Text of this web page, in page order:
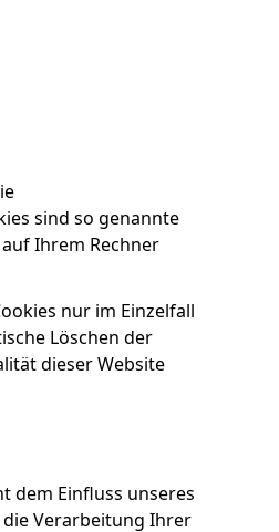
sind so genannte
Ihrem Rechner
nur im Einzelfall
Löschen der
dieser Website
dem Einfluss unseres
Verarbeitung Ihrer